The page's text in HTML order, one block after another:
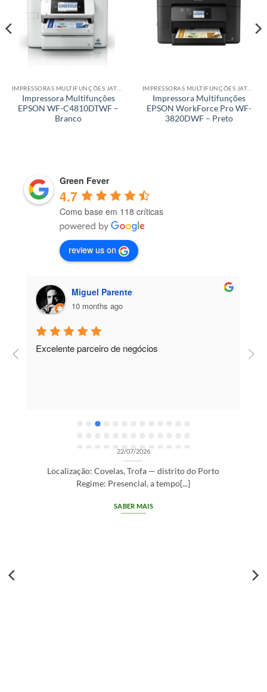
Impressora Multifunções
EPSON WF-C4810DTWF –
Branco
Impressora Multifunções
EPSON WorkForce Pro WF-
3820DWF – Preto
Green Fever
4.7
Como base em 118 críticas
review us on
Miguel Parente
10 months ago
Excelente parceiro de negócios
OPORTUNIDADES DE RECRUTAMENTO SEM CATEGORIA
22/07/2026
Localização: Covelas, Trofa — distrito do Porto
Regime: Presencial, a tempo[...]
SABER MAIS